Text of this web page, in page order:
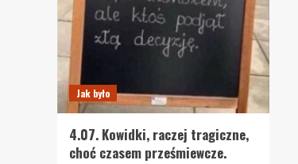
Jak było
4.07. Kowidki, raczej tragiczne,
choć czasem prześmiewcze.